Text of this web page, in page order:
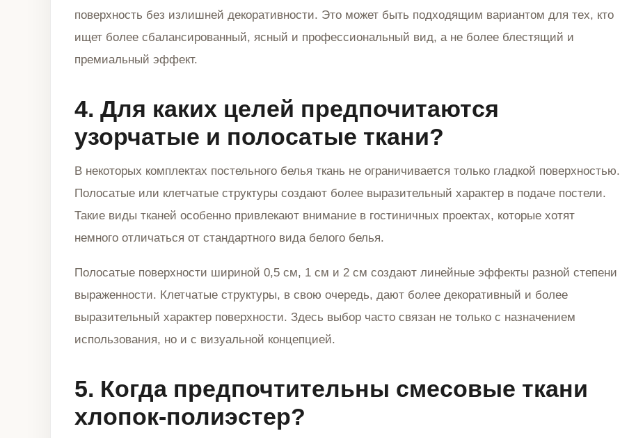
поверхность без излишней декоративности. Это может быть подходящим вариантом для тех, кто
ищет более сбалансированный, ясный и профессиональный вид, а не более блестящий и
премиальный эффект.
4. Для каких целей предпочитаются
узорчатые и полосатые ткани?
В некоторых комплектах постельного белья ткань не ограничивается только гладкой поверхностью.
Полосатые или клетчатые структуры создают более выразительный характер в подаче постели.
Такие виды тканей особенно привлекают внимание в гостиничных проектах, которые хотят
немного отличаться от стандартного вида белого белья.
Полосатые поверхности шириной 0,5 см, 1 см и 2 см создают линейные эффекты разной степени
выраженности. Клетчатые структуры, в свою очередь, дают более декоративный и более
выразительный характер поверхности. Здесь выбор часто связан не только с назначением
использования, но и с визуальной концепцией.
5. Когда предпочтительны смесовые ткани
хлопок-полиэстер?